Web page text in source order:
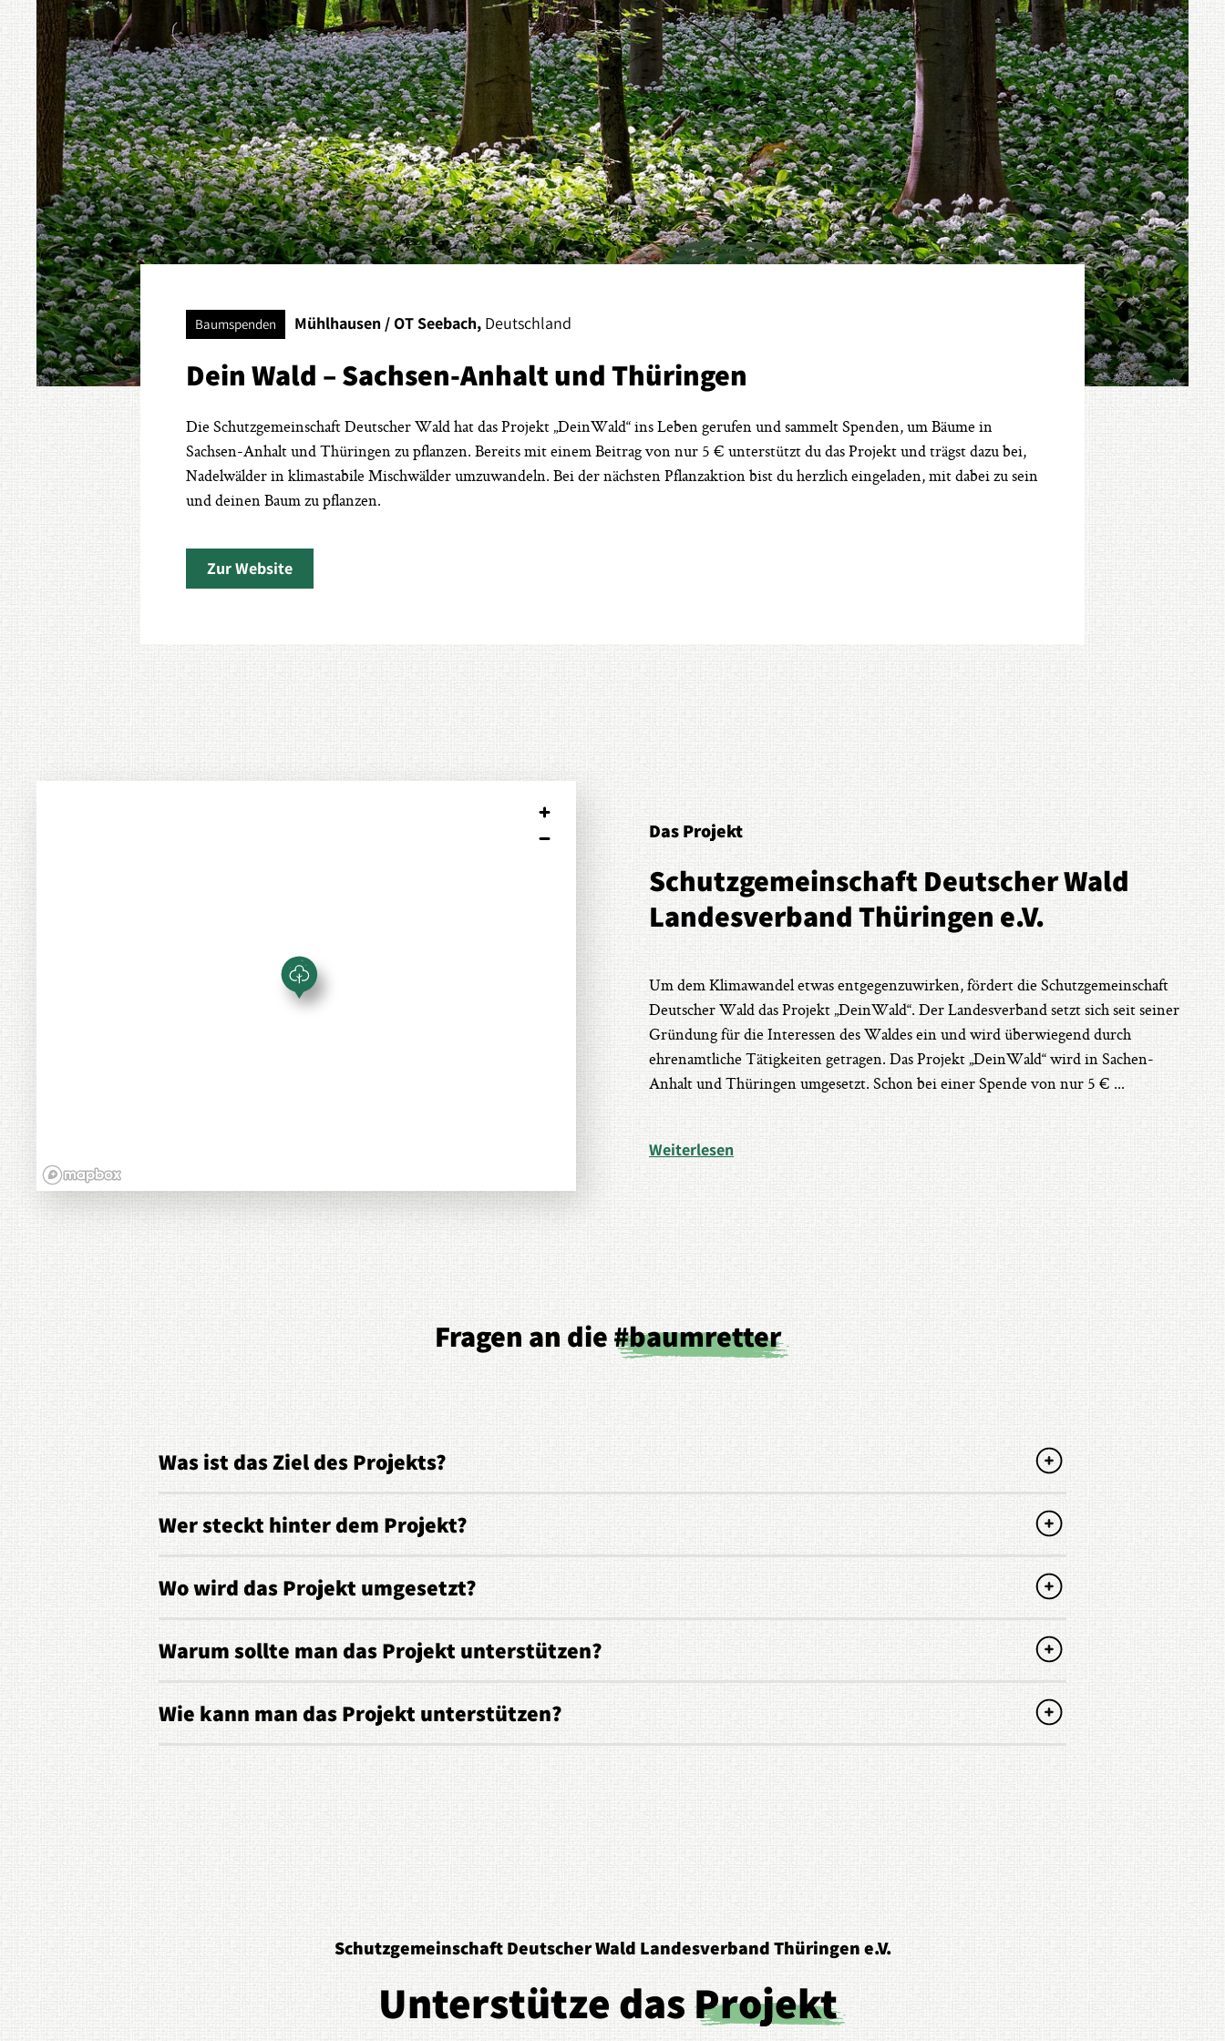
Baumspenden Mühlhausen / OT Seebach, Deutschland
Dein Wald – Sachsen-Anhalt und Thüringen
Die Schutzgemeinschaft Deutscher Wald hat das Projekt „DeinWald“ ins Leben gerufen und sammelt Spenden, um Bäume in
Sachsen-Anhalt und Thüringen zu pflanzen. Bereits mit einem Beitrag von nur 5 € unterstützt du das Projekt und trägst dazu bei,
Nadelwälder in klimastabile Mischwälder umzuwandeln. Bei der nächsten Pflanzaktion bist du herzlich eingeladen, mit dabei zu sein
und deinen Baum zu pflanzen.
Zur Website
Das Projekt
Schutzgemeinschaft Deutscher Wald
Landesverband Thüringen e.V.
Um dem Klimawandel etwas entgegenzuwirken, fördert die Schutzgemeinschaft
Deutscher Wald das Projekt „DeinWald“. Der Landesverband setzt sich seit seiner
Gründung für die Interessen des Waldes ein und wird überwiegend durch
ehrenamtliche Tätigkeiten getragen. Das Projekt „DeinWald“ wird in Sachen-
Anhalt und Thüringen umgesetzt. Schon bei einer Spende von nur 5 € ...
Weiterlesen
Fragen an die#baumretter
Was ist das Ziel des Projekts?
Wer steckt hinter dem Projekt?
Wo wird das Projekt umgesetzt?
Warum sollte man das Projekt unterstützen?
Wie kann man das Projekt unterstützen?
Schutzgemeinschaft Deutscher Wald Landesverband Thüringen e.V.
Unterstütze dasProjekt